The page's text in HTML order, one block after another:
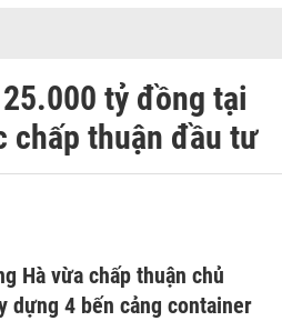
tỷ đồng tại
chấp thuận đầu tư
Hà vừa chấp thuận chủ
dựng 4 bến cảng container